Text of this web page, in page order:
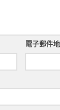
電子郵件